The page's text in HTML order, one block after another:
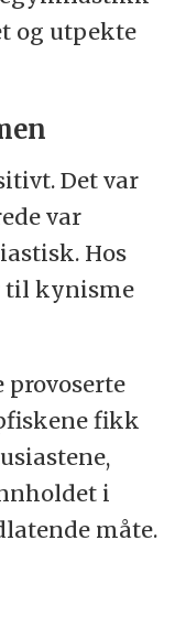
og utpekte
Det var
var
Hos
til kynisme
provoserte
fikk
i
måte.